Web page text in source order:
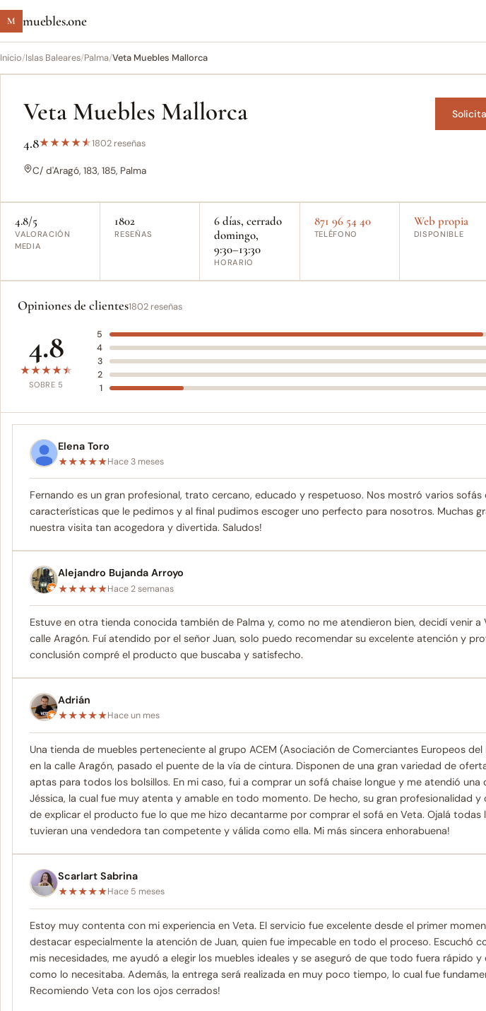
M muebles.one
Inicio/Islas Baleares/Palma/Veta Muebles Mallorca
Veta Muebles Mallorca
4.8★★★★★1802 reseñas
C/ d'Aragó, 183, 185, Palma
4.8/5
VALORACIÓN
MEDIA
1802
RESEÑAS
6 días, cerrado
domingo,
9:30–13:30
HORARIO
871 96 54 40
TELÉFONO
Web propia
DISPONIBLE
Opiniones de clientes1802 reseñas
4.8
★★★★★
SOBRE 5
5
4
3
2
1
Elena Toro
★★★★★Hace 3 meses
Fernando es un gran profesional, trato cercano, educado y respetuoso. Nos mostró varios sofás
características que le pedimos y al final pudimos escoger uno perfecto para nosotros. Muchas
nuestra visita tan acogedora y divertida. Saludos!
Alejandro Bujanda Arroyo
★★★★★Hace 2 semanas
Estuve en otra tienda conocida también de Palma y, como no me atendieron bien, decidí venir a
calle Aragón. Fuí atendido por el señor Juan, solo puedo recomendar su excelente atención y
conclusión compré el producto que buscaba y satisfecho.
Adrián
★★★★★Hace un mes
Una tienda de muebles perteneciente al grupo ACEM (Asociación de Comerciantes Europeos del
en la calle Aragón, pasado el puente de la vía de cintura. Disponen de una gran variedad de
aptas para todos los bolsillos. En mi caso, fui a comprar un sofá chaise longue y me atendió una
Jéssica, la cual fue muy atenta y amable en todo momento. De hecho, su gran profesionalidad y
de explicar el producto fue lo que me hizo decantarme por comprar el sofá en Veta. Ojalá todas
tuvieran una vendedora tan competente y válida como ella. Mi más sincera enhorabuena!
Scarlart Sabrina
★★★★★Hace 5 meses
Estoy muy contenta con mi experiencia en Veta. El servicio fue excelente desde el primer
destacar especialmente la atención de Juan, quien fue impecable en todo el proceso. Escuchó
mis necesidades, me ayudó a elegir los muebles ideales y se aseguró de que todo fuera rápido
como lo necesitaba. Además, la entrega será realizada en muy poco tiempo, lo cual fue
Recomiendo Veta con los ojos cerrados!